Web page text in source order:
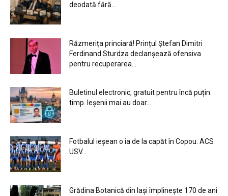
deodată fără...
Răzmerița princiară! Prințul Ștefan Dimitri
Ferdinand Sturdza declanșează ofensiva
pentru recuperarea...
Buletinul electronic, gratuit pentru încă puțin
timp. Ieșenii mai au doar...
Fotbalul ieșean o ia de la capăt în Copou. ACS
USV...
Grădina Botanică din Iaşi împlineşte 170 de ani